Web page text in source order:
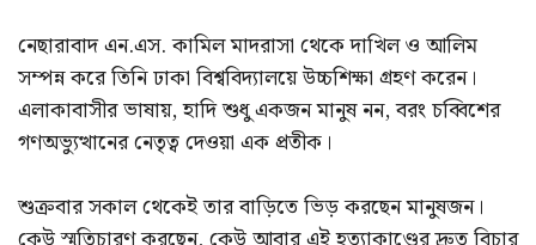
নেছারাবাদ এন.এস. কামিল মাদরাসা থেকে দাখিল ও আলিম
সম্পন্ন করে তিনি ঢাকা বিশ্ববিদ্যালয়ে উচ্চশিক্ষা গ্রহণ করেন।
এলাকাবাসীর ভাষায়, হাদি শুধু একজন মানুষ নন, বরং চব্বিশের
গণঅভ্যুত্থানের নেতৃত্ব দেওয়া এক প্রতীক।
শুক্রবার সকাল থেকেই তার বাড়িতে ভিড় করছেন মানুষজন।